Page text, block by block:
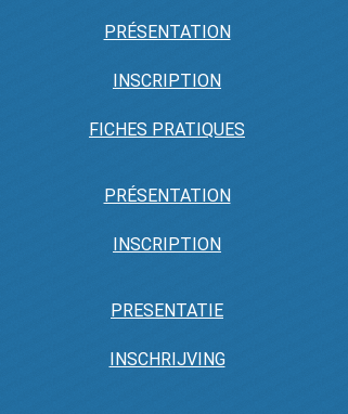
PRÉSENTATION
INSCRIPTION
FICHES PRATIQUES
PRÉSENTATION
INSCRIPTION
PRESENTATIE
INSCHRIJVING